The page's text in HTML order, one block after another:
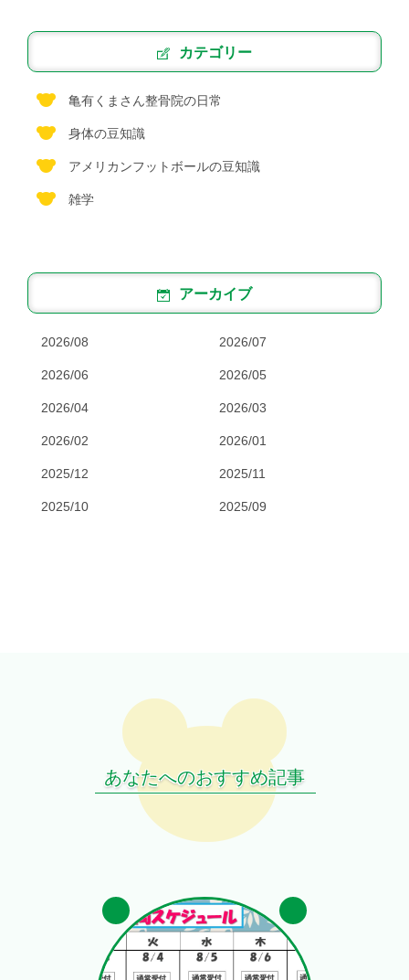
カテゴリー
亀有くまさん整骨院の日常
身体の豆知識
アメリカンフットボールの豆知識
雑学
アーカイブ
2026/08 2026/07
2026/06 2026/05
2026/04 2026/03
2026/02 2026/01
2025/12 2025/11
2025/10 2025/09
あなたへのおすすめ記事